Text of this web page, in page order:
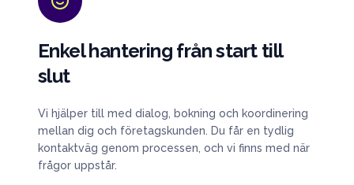
Enkel hantering från start till
slut
Vi hjälper till med dialog, bokning och koordinering
mellan dig och företagskunden. Du får en tydlig
kontaktväg genom processen, och vi finns med när
frågor uppstår.